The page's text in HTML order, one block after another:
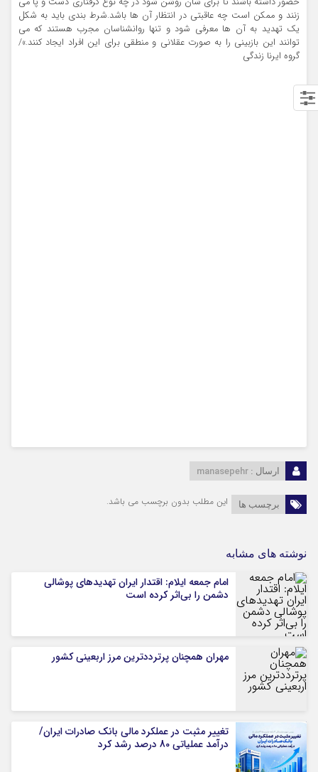
زنند و ممکن است چه عاقبتی در انتظار آن ها باشد.شرط بندی باید به شکل
یک تهدید به آن ها معرفی شود و تنها روانشناسان مجرب هستند که می
توانند این بازبینی را به صورت عقلانی و منطقی برای این افراد ایجاد کنند.»/
گروه ایرنا زندگی
ارسال : manasepehr
برچسب ها این مطلب بدون برچسب می باشد.
نوشته های مشابه
امام جمعه ایلام: اقتدار ایران تهدیدهای پوشالی
دشمن را بی‌اثر کرده است
مهران همچنان پرترددترین مرز اربعینی کشور
تغییر مثبت در عملکرد مالی بانک صادرات ایران/
درآمد عملیاتی 80 درصد رشد کرد